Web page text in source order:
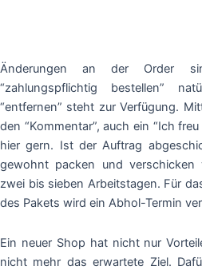
Änderungen an der Order
“zahlungspflichtig bestellen”
“entfernen” steht zur Verfügung.
den “Kommentar”, auch ein “Ich
hier gern. Ist der Auftrag
gewohnt packen und
zwei bis sieben Arbeitstagen. Für
des Pakets wird ein Abhol-Termin
Ein neuer Shop hat nicht nur
nicht mehr das erwartete Ziel.